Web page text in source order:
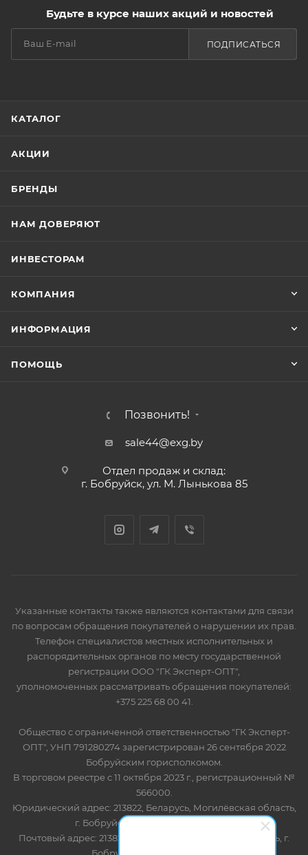
комфорт, устраняют сухость и шелушение кожи,
восстанавливают ее мягкость и шелковистость.
Будьте в курсе наших акций и новостей
ПОДПИСАТЬСЯ
КАТАЛОГ
АКЦИИ
БРЕНДЫ
НАМ ДОВЕРЯЮТ
ИНВЕСТОРАМ
КОМПАНИЯ
ИНФОРМАЦИЯ
ПОМОЩЬ
Позвонить!
sale44@exg.by
Отдел продаж и склад:
г. Бобруйск, ул. М. Лынькова 85
Указанные контакты также являются контактами для связи
по вопросам обращения покупателей о нарушении их прав.
Телефон специалистов местных исполнительных и
распорядительных органов по месту государственной
регистрации ООО "ГК Эксперт-ОПТ",
уполномоченных рассматривать обращения покупателей:
+375 225 68 00 41.
Общество с ограниченной ответственностью "ГК Эксперт-
ОПТ", УНП 791280274 зарегистрирован 26 сентября 2022
Бобруйским горисполкомом.
В торговом реестре с 11 октября 2023 г., регистрационный №
566000.
Юридический адрес: 213822, Беларусь, Могилёвская область,
г. Бобруйск, ул. Лынькова 85 пом 7
Почтовый адрес: 213822, Беларусь, Могилёвская область, г.